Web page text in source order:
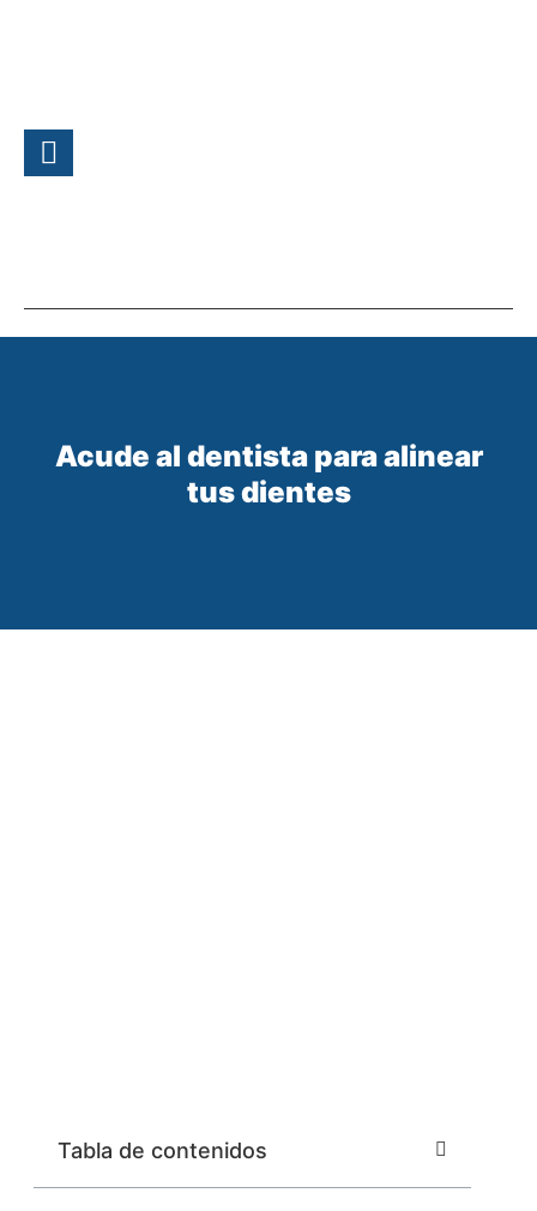
Acude al dentista para alinear
tus dientes
Tabla de contenidos